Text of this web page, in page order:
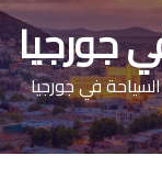
جورجيا
في جورجيا